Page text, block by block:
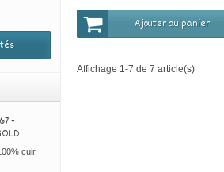
-
cuir
Ajouter au panier
Affichage 1-7 de 7 article(s)